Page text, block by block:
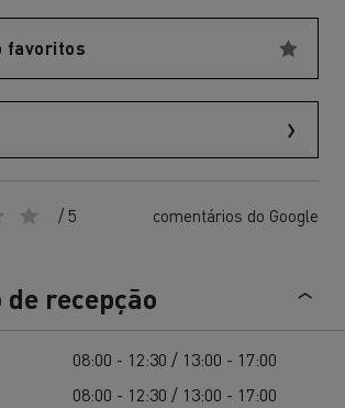
favoritos
/ 5 comentários do Google
recepção
08:00 - 12:30 / 13:00 - 17:00
08:00 - 12:30 / 13:00 - 17:00